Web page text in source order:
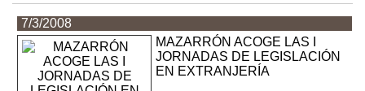
7/3/2008
MAZARRÓN ACOGE LAS I
JORNADAS DE LEGISLACIÓN
EN EXTRANJERÍA